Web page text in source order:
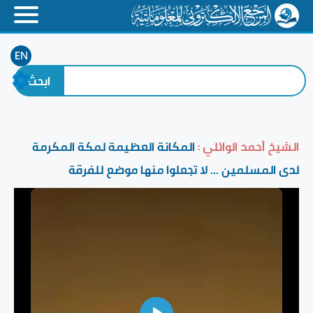
EN
الشيخ أحمد الوائلي :المكانة العظيمة لمكة المكرمة
لدى المسلمين ... لا تجعلوا منها موضع للفرقة